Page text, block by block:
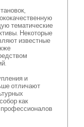
тематические
Некоторые
известные
и
отличают
как